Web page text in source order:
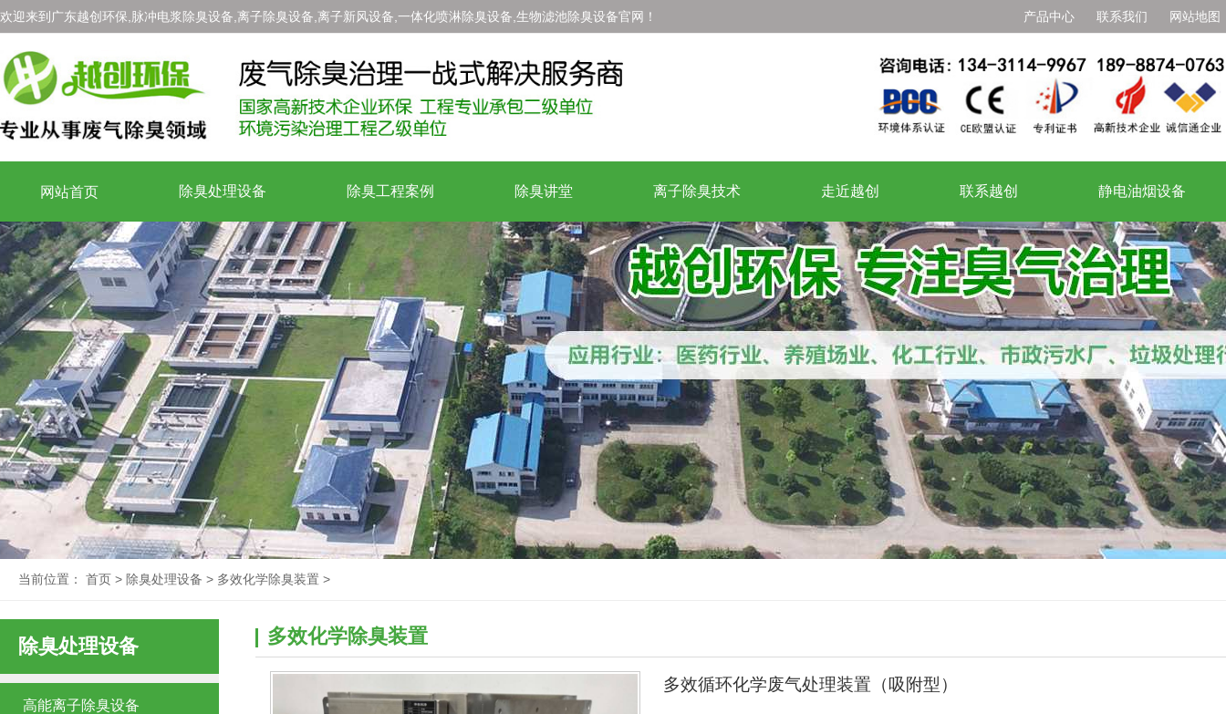
欢迎来到广东越创环保,脉冲电浆除臭设备,离子除臭设备,离子新风设备,一体化喷淋除臭设备,生物滤池除臭设备官网！ 产品中心 联系我们 网站地图
网站首页 除臭处理设备 除臭工程案例 除臭讲堂 离子除臭技术 走近越创 联系越创 静电油烟设备
当前位置： 首页 > 除臭处理设备 > 多效化学除臭装置 >
除臭处理设备
高能离子除臭设备
多效化学除臭装置
多效循环化学废气处理装置（吸附型）